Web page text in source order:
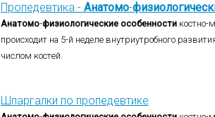
Пропедевтика - Анатомо-
Анатомо-физиологические особенности
происходит на 5-й неделе внутриутробного
числом костей.
Шпаргалки по пропедевтике